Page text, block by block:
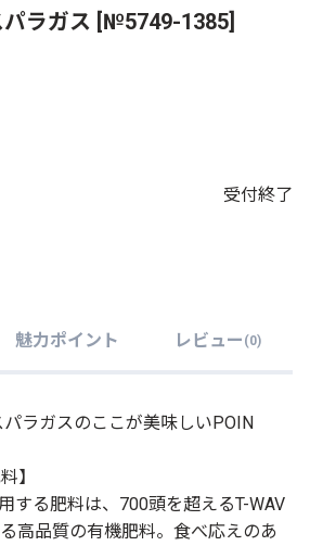
ラガス [№5749-1385]
受付終了
魅力ポイント レビュー (0)
パラガスのここが美味しいPOIN
】
する肥料は、700頭を超えるT-WAV
高品質の有機肥料。食べ応えのあ